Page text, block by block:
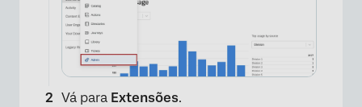
Vá para Extensões.